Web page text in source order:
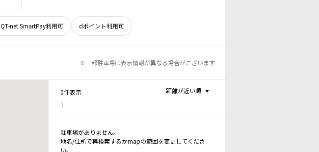
QT-net SmartPay利用可 dポイント利用可
※一部駐車場は表示情報が異なる場合がございます
0件表示
1
距離が近い順
駐車場がありません。
地名/住所で再検索するかmapの範囲を変更してくださ
い。